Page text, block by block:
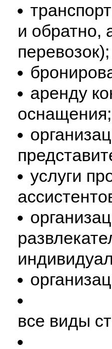
и обратно,
перевозок);
аренду
оснащения;
услуги
все виды